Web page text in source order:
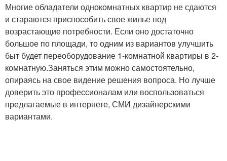
Многие обладатели однокомнатных квартир не сдаются
и стараются приспособить свое жилье под
возрастающие потребности. Если оно достаточно
большое по площади, то одним из вариантов улучшить
быт будет переоборудование 1-комнатной квартиры в 2-
комнатную.Заняться этим можно самостоятельно,
опираясь на свое видение решения вопроса. Но лучше
доверить это профессионалам или воспользоваться
предлагаемые в интернете, СМИ дизайнерскими
вариантами.